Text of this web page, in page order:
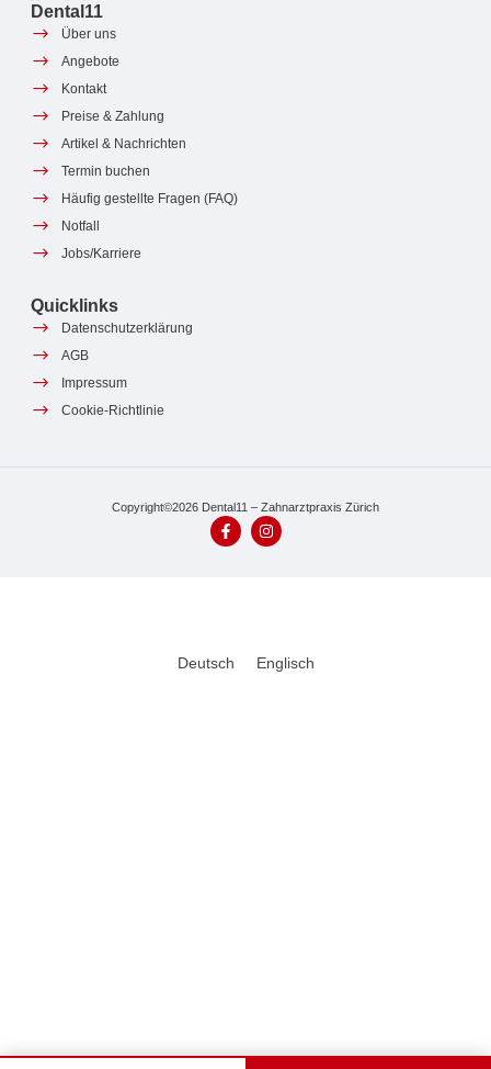
Dental11
Über uns
Angebote
Kontakt
Preise & Zahlung
Artikel & Nachrichten
Termin buchen
Häufig gestellte Fragen (FAQ)
Notfall
Jobs/Karriere
Quicklinks
Datenschutzerklärung
AGB
Impressum
Cookie-Richtlinie
Copyright©2026 Dental11 – Zahnarztpraxis Zürich
Deutsch Englisch